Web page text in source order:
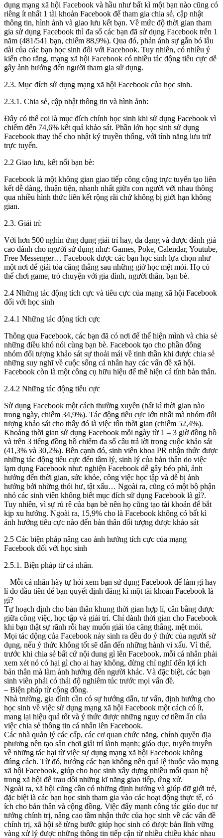
dụng mạng xã hội Facebook và hầu như bất kì một bạn nào cũng có
riêng ít nhất 1 tài khoản Facebook để tham gia chia sẻ, cập nhật
thông tin, hình ảnh và giao lưu kết bạn. Về mức độ thời gian tham
gia sử dụng Facebook thì đa số các bạn đã sử dụng Facebook trên 1
năm (481/541 bạn, chiếm 88,9%). Qua đó, phản ánh sự gắn bó lâu
dài của các bạn học sinh đối với Facebook. Tuy nhiên, có nhiều ý
kiến cho rằng, mạng xã hội Facebook có nhiều tác động tiêu cực dễ
gây ảnh hưởng đến người tham gia sử dụng.
2.3. Mục đích sử dụng mạng xã hội Facebook của học sinh.
2.3.1. Chia sẻ, cập nhật thông tin và hình ảnh:
Đây có thể coi là mục đích chính học sinh khi sử dụng Facebook vì
chiếm đến 74,6% kết quả khảo sát. Phần lớn học sinh sử dụng
Facebook thay thế cho nhật ký truyền thống, với tính năng lưu trữ
trực tuyến.
2.2 Giao lưu, kết nối bạn bè:
Facebook là một không gian giao tiếp công cộng trực tuyến tạo liên
kết dễ dàng, thuận tiện, nhanh nhất giữa con người với nhau thông
qua nhiều hình thức liên kết rộng rãi chứ không bị giới hạn không
gian.
2.3. Giải trí:
Với hơn 500 nghìn ứng dụng giải trí hay, đa dạng và được đánh giá
cao dành cho người sử dụng như: Games, Poke, Calendar, Youtube,
Free Messenger… Facebook được các bạn học sinh lựa chọn như
một nơi để giải tỏa căng thẳng sau những giờ học mệt mỏi. Họ có
thể chơi game, trò chuyện với gia đình, người thân, bạn bè.
2.4 Những tác động tích cực và tiêu cực của mạng xã hội Facebook
đối với học sinh
2.4.1 Những tác động tích cực
Thông qua Facebook, các bạn đã có nơi để thể hiện mình và chia sẻ
những điều khó nói cùng bạn bè. Facebook tạo cho phần đông
nhóm đối tượng khảo sát sự thoải mái về tinh thần khi được chia sẻ
những suy nghĩ về cuộc sống cá nhân hay các vấn đề xã hội.
Facebook còn là một công cụ hữu hiệu để thể hiện cá tính bản thân.
2.4.2 Những tác động tiêu cực
Sử dụng Facebook một cách thường xuyên (bất kì thời gian nào
trong ngày, chiếm 34,9%). Tác động tiêu cực lớn nhất mà nhóm đối
tượng khảo sát cho thấy đó là việc tốn thời gian (chiếm 52,4%).
Khoảng thời gian sử dụng Facebook mỗi ngày từ 1 – 3 giờ đồng hồ
và trên 3 tiếng đồng hồ chiếm đa số câu trả lời trong cuộc khảo sát
(41,3% và 30,2%). Bên cạnh đó, sinh viên khoa PR nhận thức được
những tác động tiêu cực đến tâm lý, sinh lý của bản thân do việc
lạm dụng Facebook như: nghiện Facebook dễ gây béo phì, ảnh
hưởng đến thời gian, sức khỏe, công việc học tập và dễ bị ảnh
hưởng bởi những thói hư, tật xấu… Ngoài ra, cũng có một bộ phận
nhỏ các sinh viên không biết mục đích sử dụng Facebook là gì?.
Tuy nhiên, vì sự rủ rê của bạn bè nên họ cũng tạo tài khoản để bắt
kịp xu hướng. Ngoài ra, 15,9% cho là Facebook không có bất kì
ảnh hưởng tiêu cực nào đến bản thân đối tượng được khảo sát
2.5 Các biện pháp nâng cao ảnh hưởng tích cực của mạng
Facebook đối với học sinh
2.5.1. Biện pháp từ cá nhân.
– Mỗi cá nhân hãy tự hỏi xem bạn sử dụng Facebook để làm gì hay
lí do đầu tiên để bạn quyết định đăng kí một tài khoản Facebook là
gì?
Tự hoạch định cho bản thân khung thời gian hợp lí, cân bằng được
giữa công việc, học tập và giải trí. Chỉ dành thời gian cho Facebook
khi bạn thật sự rãnh rỗi hay muốn giải tỏa căng thẳng, mệt mỏi.
Mọi tác động của Facebook nảy sinh ra đều do ý thức của người sử
dụng, nếu ý thức không tốt sẽ dẫn đến những hành vi xấu. Vì thế,
trước khi chia sẻ bất cứ nội dung gì lên Facebook, mỗi cá nhân phải
xem xét nó có hại gì cho ai hay không, đừng chỉ nghĩ đến lợi ích
bản thân mà làm ảnh hưởng đến người khác. Và đặc biệt, các bạn
sinh viên phải có thái độ nghiêm túc trước mọi vấn đề.
– Biện pháp từ cộng đồng.
Nhà trường, gia đình cần có sự hướng dẫn, tư vấn, định hướng cho
học sinh về việc sử dụng mạng xã hội Facebook một cách có ít,
mang lại hiệu quả tốt và ý thức được những nguy cơ tiềm ẩn của
việc chia sẻ thông tin cá nhân lên Facebook.
Các nhà quản lý các cấp, các cơ quan chức năng, chính quyền địa
phương nên tạo sân chơi giải trí lành mạnh; giáo dục, tuyên truyền
về những tác hại từ việc sự dụng mạng xã hội Facebook không
đúng cách. Từ đó, hướng các bạn không nên quá lệ thuộc vào mạng
xã hội Facebook, giúp cho học sinh xây dựng nhiều mối quan hệ
trong xã hội để trau dồi những kĩ năng giao tiếp, ứng xử.
Ngoài ra, xã hội cũng cần có những định hướng và giúp đỡ giới trẻ,
đặc biệt là các bạn học sinh tham gia vào các hoạt động thực tế, có
ích cho bản thân và cộng đồng. Việc đẩy mạnh công tác giáo dục tư
tưởng chính trị, nâng cao tầm nhận thức của học sinh về các vấn đề
chính trị, xã hội sẽ từng bước giúp học sinh có được bản lĩnh vững
vàng xử lý được những thông tin tiếp cận từ nhiều chiều khác nhau